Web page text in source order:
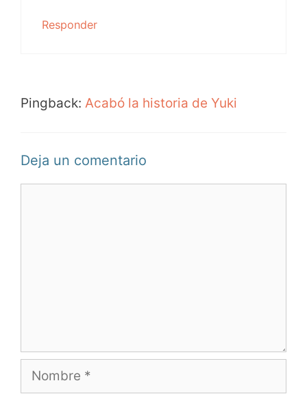
Responder
Pingback: Acabó la historia de Yuki
Deja un comentario